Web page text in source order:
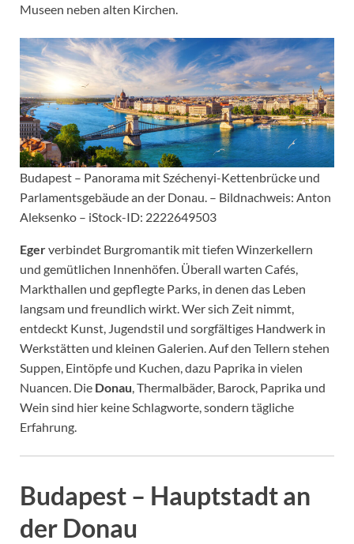
Museen neben alten Kirchen.
Budapest – Panorama mit Széchenyi-Kettenbrücke und
Parlamentsgebäude an der Donau. – Bildnachweis: Anton
Aleksenko – iStock-ID: 2222649503
Egerverbindet Burgromantik mit tiefen Winzerkellern
und gemütlichen Innenhöfen. Überall warten Cafés,
Markthallen und gepflegte Parks, in denen das Leben
langsam und freundlich wirkt. Wer sich Zeit nimmt,
entdeckt Kunst, Jugendstil und sorgfältiges Handwerk in
Werkstätten und kleinen Galerien. Auf den Tellern stehen
Suppen, Eintöpfe und Kuchen, dazu Paprika in vielen
Nuancen. Die Donau , Thermalbäder, Barock, Paprika und
Wein sind hier keine Schlagworte, sondern tägliche
Erfahrung.
Budapest – Hauptstadt an
der Donau